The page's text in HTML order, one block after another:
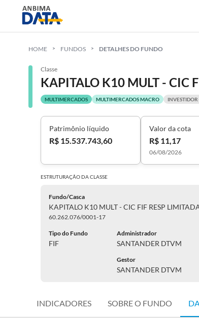
HOME FUNDOS DETALHES DO FUNDO
Classe
KAPITALO K10 MULT - CIC
MULTIMERCADOS MULTIMERCADOS MACRO
Patrimônio líquido
R$ 15.537.743,60
Valor da cota
R$ 11,17
06/08/2026
ESTRUTURAÇÃO DACLASSE
Fundo/Casca
KAPITALO K10 MULT - CIC FIF RESP
60.262.076/0001-17
Tipo do Fundo
FIF
Administrador
SANTANDER DTVM
Gestor
SANTANDER DTVM
INDICADORES SOBRE O FUNDO